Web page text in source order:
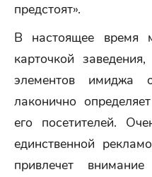
предстоят».
В настоящее время
карточкой
элементов имиджа
лаконично
его посетителей.
единственной
привлечет